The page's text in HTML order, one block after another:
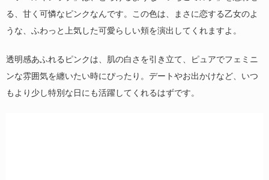
る、甘く可憐なピンクなんです。この色は、まさに恋する乙女のよ
うな、ふわっと上気した可愛らしい頬を演出してくれますよ。
透明感あふれるピンクは、肌の白さを引き立て、ピュアでフェミニ
ンな雰囲気を纏いたい時にぴったり。デートやお出かけなど、いつ
もより少し特別な日にも活躍してくれるはずです。